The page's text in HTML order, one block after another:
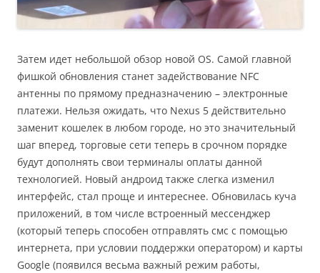
Затем идет небольшой обзор новой OS. Самой главной
фишкой обновления станет задействование NFC
антенны по прямому предназначению – электронные
платежи. Нельзя ожидать, что Nexus 5 действительно
заменит кошелек в любом городе, но это значительный
шаг вперед, торговые сети теперь в срочном порядке
будут дополнять свои терминалы оплаты данной
технологией. Новый андроид также слегка изменил
интерфейс, стал проще и интереснее. Обновилась куча
приложений, в том числе встроенный мессенджер
(который теперь способен отправлять смс с помощью
интернета, при условии поддержки оператором) и карты
Google (появился весьма важный режим работы,